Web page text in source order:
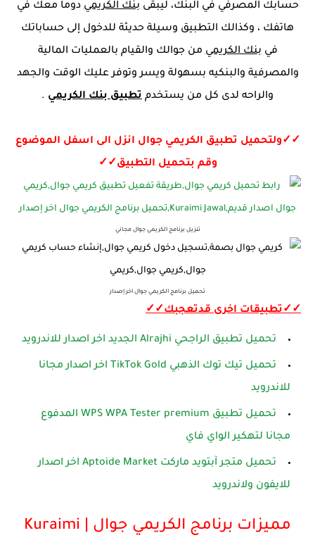
حسابك المصرفي في البنك، ليبقىبنك الكريميدوماً معك في
هاتفك ، وكذالك التطبيق وسيلة حديثة للدخول إلى حساباتك
فيبنك الكريميمن جوالك والقيام بالعمليات المالية
والمصرفية والبنكيه بسهولة ويسر وتوفر عليك الوقت والجهد
والراحه لدى كل من يستخدم تطبيق بنك الكريمي .
✓✓ولتحميل تطبيق الكريمي جوال انزل الى اسفل الموضوع
وقم بتحميل التطبيق ✓✓
تنزيل برنامج الكريمي جوال مجاني
تحميل برنامج الكريمي جوال اخر إصدار
✓✓تطبيقات اخرى قدتعجبك✓✓
تحميل تطبيق الراجحي Alrajhi الجديد اخر اصدار للاندرويد
تحميل تيك توك الذهبي TikTok Gold اخر اصدار مجانا
للاندرويد
تحميل تطبيق WPS WPA Tester premium المدفوع
مجانا لتهكير الواي فاي
تحميل متجر آبتويد ماركت Aptoide Market اخر اصدار
للايفون ولاندرويد
مميزات برنامج الكريمي جوال | Kuraimi